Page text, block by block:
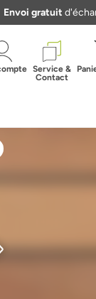
Envoi gratuit
Service &
Contact